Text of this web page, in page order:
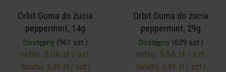
Orbit Guma do żucia
peppermint, 14g
Dostępny(961 szt.)
netto: 3,06 zł / szt.
(brutto: 3,30 zł / szt.)
Orbit Guma do żucia
peppermint, 29g
Dostępny(629 szt.)
netto: 5,56 zł / szt.
(brutto: 6,01 zł / szt.)